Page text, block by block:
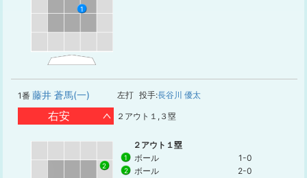
1
1番 藤井 蒼馬(一) 左打 投手:長谷川 優太
右安 ２アウト１,３塁
2
２アウト１塁
1 ボール 1-0
2 ボール 2-0